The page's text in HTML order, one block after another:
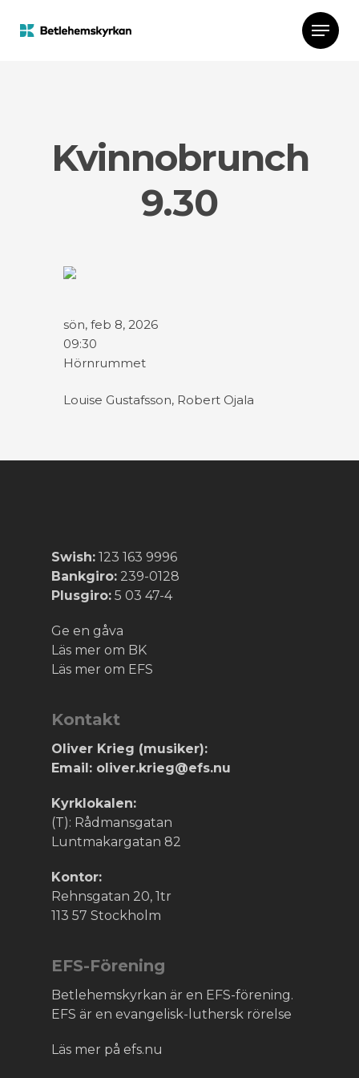
Kvinnobrunch
9.30
sön, feb 8, 2026
09:30
Hörnrummet
Louise Gustafsson, Robert Ojala
Swish: 123 163 9996
Bankgiro: 239-0128
Plusgiro: 5 03 47-4
Ge en gåva
Läs mer om BK
Läs mer om EFS
Kontakt
Oliver Krieg (musiker):
Email: oliver.krieg@efs.nu
Kyrklokalen:
(T): Rådmansgatan
Luntmakargatan 82
Kontor:
Rehnsgatan 20, 1tr
113 57 Stockholm
EFS-Förening
Betlehemskyrkan är en EFS-förening.
EFS är en evangelisk-luthersk rörelse
Läs mer på efs.nu